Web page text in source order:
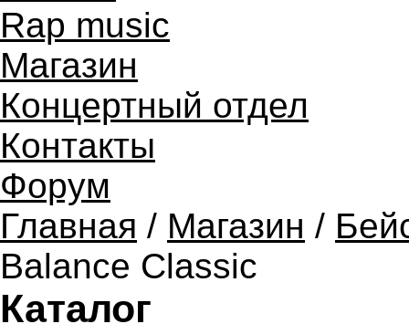
Rap music
Магазин
Концертный отдел
Контакты
Форум
Главная / Магазин /
Balance Classic
Каталог